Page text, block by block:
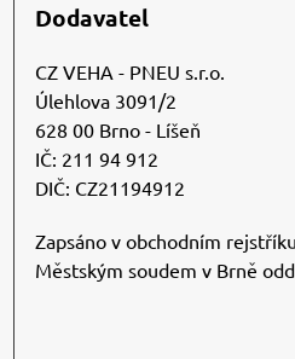
Dodavatel
CZ VEHA - PNEU s.r.o.
Úlehlova 3091/2
628 00 Brno - Líšeň
IČ: 211 94 912
DIČ: CZ21194912
Zapsáno v obchodním
Městským soudem v Brně